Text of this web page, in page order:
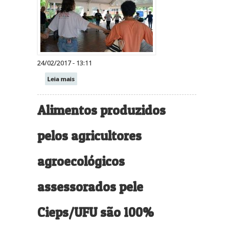
24/02/2017 - 13:11
Leia mais
Alimentos produzidos
pelos agricultores
agroecológicos
assessorados pele
Cieps/UFU são 100%